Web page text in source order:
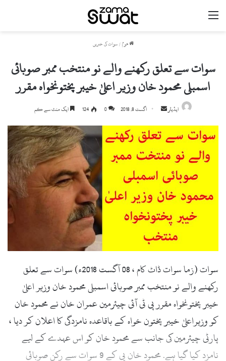
ھوم / سوات کی خبریں
سوات سے تعلق رکھنے والے نو منتخب ممبر صوبائی
اسمبلی محمود خان وزیر اعلیٰ خیبر پختونخواہ مقرر
ایڈیٹر
n
a
n
m
a
i
l
اگست 8, 2018 0
124 ایک منٹ سے کم
سوات (زما سوات ڈاٹ کام ، 08 آگست 2018ء) سوات سے تعلق
رکھنے والے نو منتخب ممبر صوبائی اسمبلی محمود خان وزیر اعلیٰ
خیبر پختونخواہ مقرر پی ٹی آئی چیئرمین عمران خان نے محمود خان
کو وزیراعلیٰ خیبر پختون خواہ کے باقاعدہ نامزدگی کا اعلان کر دیا ،
پارٹی چیئرمین کی جانب سے محمود خان کو اس عہدے کے لیے
نامزد کیا گیا ہے. محمود خان پی کے 9 سوات سے رکن صوبائی